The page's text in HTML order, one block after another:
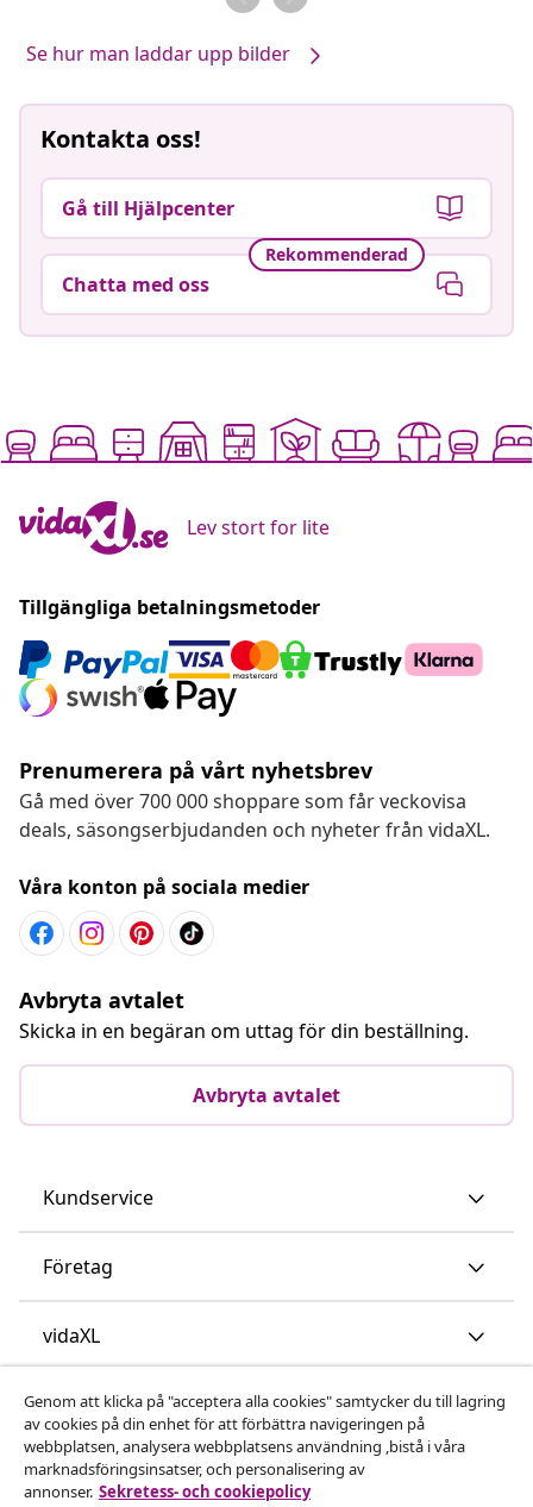
Se hur man laddar upp bilder
Kontakta oss!
Gå till Hjälpcenter
Rekommenderad
Chatta med oss
Lev stort for lite
Tillgängliga betalningsmetoder
Prenumerera på vårt nyhetsbrev
Gå med över 700 000 shoppare som får veckovisa
deals, säsongserbjudanden och nyheter från vidaXL.
Våra konton på sociala medier
Avbryta avtalet
Skicka in en begäran om uttag för din beställning.
Avbryta avtalet
Kundservice
Företag
vidaXL
Upptäck mer
Genom att klicka på "acceptera alla cookies" samtycker du till lagring
av cookies på din enhet för att förbättra navigeringen på
webbplatsen, analysera webbplatsens användning ,bistå i våra
marknadsföringsinsatser, och personalisering av
annonser. Sekretess- och cookiepolicy